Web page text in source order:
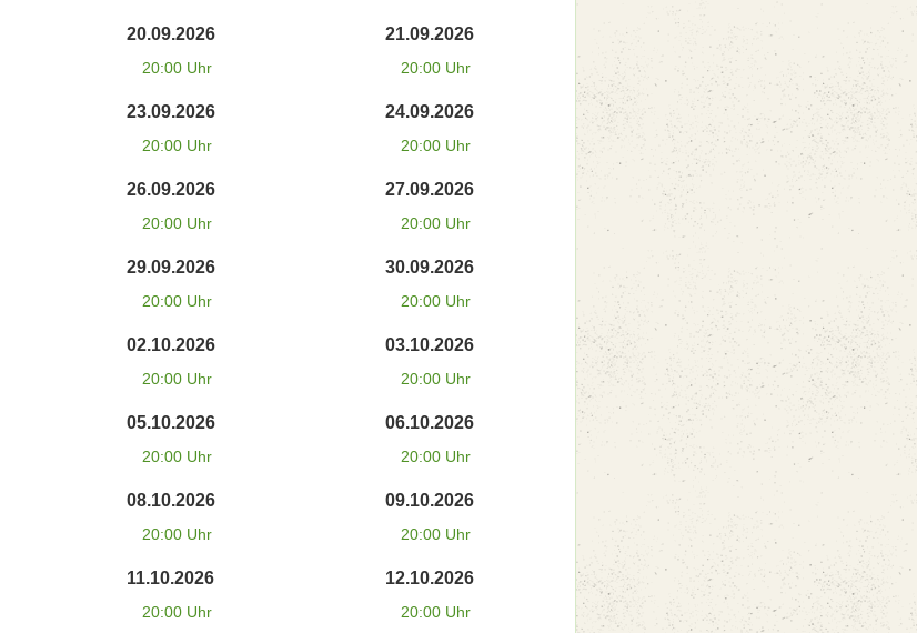
20.09.2026
20:00 Uhr
21.09.2026
20:00 Uhr
23.09.2026
20:00 Uhr
24.09.2026
20:00 Uhr
26.09.2026
20:00 Uhr
27.09.2026
20:00 Uhr
29.09.2026
20:00 Uhr
30.09.2026
20:00 Uhr
02.10.2026
20:00 Uhr
03.10.2026
20:00 Uhr
05.10.2026
20:00 Uhr
06.10.2026
20:00 Uhr
08.10.2026
20:00 Uhr
09.10.2026
20:00 Uhr
11.10.2026
20:00 Uhr
12.10.2026
20:00 Uhr